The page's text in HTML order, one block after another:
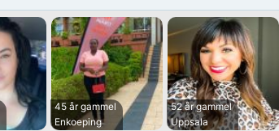
45 år gammel
Enkoeping
52 år gammel
Uppsala